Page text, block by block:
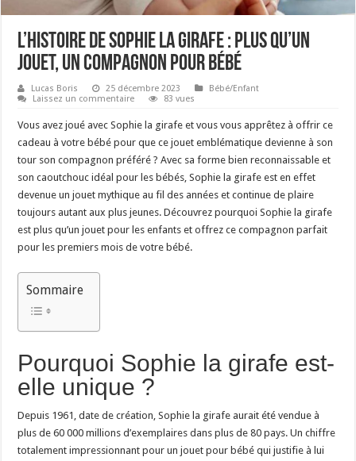
L’histoire de Sophie la girafe : plus qu’un
jouet, un compagnon pour bébé
Lucas Boris 25 décembre 2023
Bébé/Enfant
Laissez un commentaire
83 vues
Vous avez joué avec Sophie la girafe et vous vous apprêtez à offrir ce
cadeau à votre bébé pour que ce jouet emblématique devienne à son
tour son compagnon préféré ? Avec sa forme bien reconnaissable et
son caoutchouc idéal pour les bébés, Sophie la girafe est en effet
devenue un jouet mythique au fil des années et continue de plaire
toujours autant aux plus jeunes. Découvrez pourquoi Sophie la girafe
est plus qu’un jouet pour les enfants et offrez ce compagnon parfait
pour les premiers mois de votre bébé.
Sommaire
Pourquoi Sophie la girafe est-
elle unique ?
Depuis 1961, date de création, Sophie la girafe aurait été vendue à
plus de 60 000 millions d’exemplaires dans plus de 80 pays. Un chiffre
totalement impressionnant pour un jouet pour bébé qui justifie à lui